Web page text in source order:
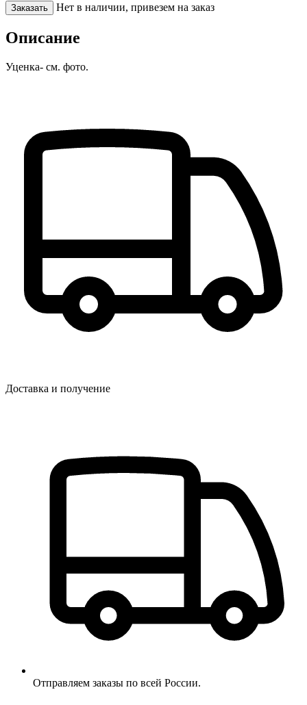
Заказать Нет в наличии, привезем на заказ
Описание
Уценка- см. фото.
Доставка и получение
Отправляем заказы по всей России.